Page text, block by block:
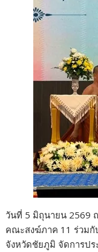
วันที่ 5 มิถุนายน 2569
คณะสงฆ์ภาค 11 ร่วมกั
จังหวัดชัยภูมิ จัดการปร